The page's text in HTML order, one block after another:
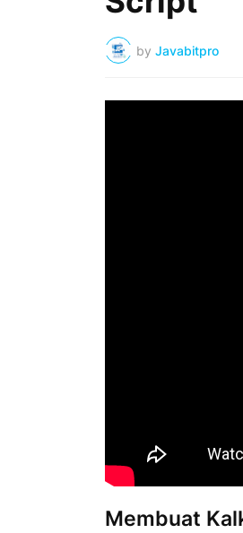
by Javabitpro
Membuat